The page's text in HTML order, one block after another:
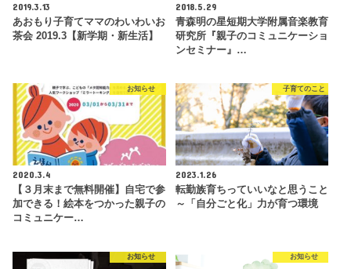
2019.3.13
あおもり子育てママのわいわいお
茶会 2019.3【新学期・新生活】
2018.5.29
青森明の星短期大学附属音楽教育
研究所『親子のコミュニケーショ
ンセミナー』…
お知らせ
2020.3.4
【３月末まで無料開催】自宅で参
加できる！絵本をつかった親子の
コミュニケー…
子育てのこと
2023.1.26
転勤族育ちっていいなと思うこと
～「自分ごと化」力が育つ環境
お知らせ お知らせ